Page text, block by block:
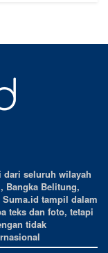
seluruh wilayah
Bangka Belitung,
Suma.id tampil dalam
teks dan foto, tetapi
tidak